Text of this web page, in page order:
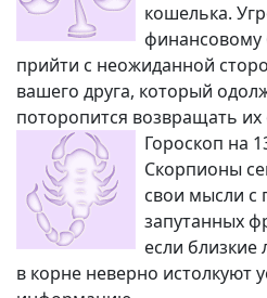
кошелька.
прийти с неожиданной
вашего друга, который
поторопится возвращать их
Гороскоп на
Скорпионы
свои мысли
запутанных
если
в корне неверно истолкуют